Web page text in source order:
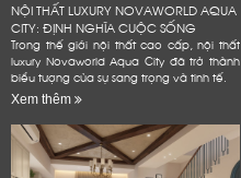
NỘI THẤT LUXURY NOVAWORLD AQUA
CITY: ĐỊNH NGHĨA CUỘC SỐNG
ĐẲNG...
Trong thế giới nội thất cao cấp, nội thất
luxury Novaworld Aqua City đã trở thành
biểu tượng của sự sang trọng và tinh tế.
Xem thêm